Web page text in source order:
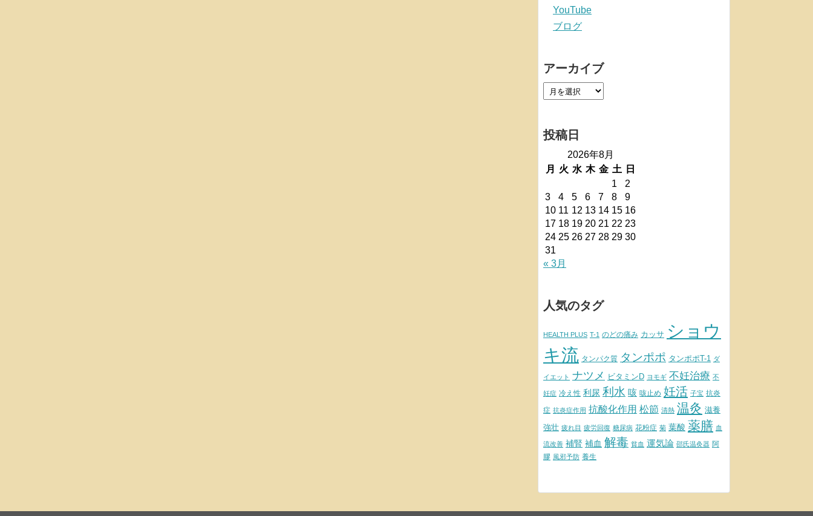
YouTube
ブログ
アーカイブ
投稿日
2026年8月
月
火 水 木 金 土
日
1
2
3
4 5 6 7 8
9
10 11 12 13 14 15 16
17 18 19 20 21 22 23
24 25 26 27 28 29 30
31
« 3月
人気のタグ
HEALTH PLUS T-1 のどの痛み カッサ ショウ
キ流 タンパク質 タンポポ タンポポT-1 ダ
イエット ナツメ ビタミンD ヨモギ 不妊治療 不
妊症 冷え性 利尿 利水 咳 咳止め 妊活 子宝 抗炎
症 抗炎症作用 抗酸化作用 松節 清熱 温灸 滋養
強壮 疲れ目 疲労回復 糖尿病 花粉症 菊 葉酸 薬膳 血
流改善 補腎 補血 解毒 貧血 運気論 邵氏温灸器 阿
膠 風邪予防 養生